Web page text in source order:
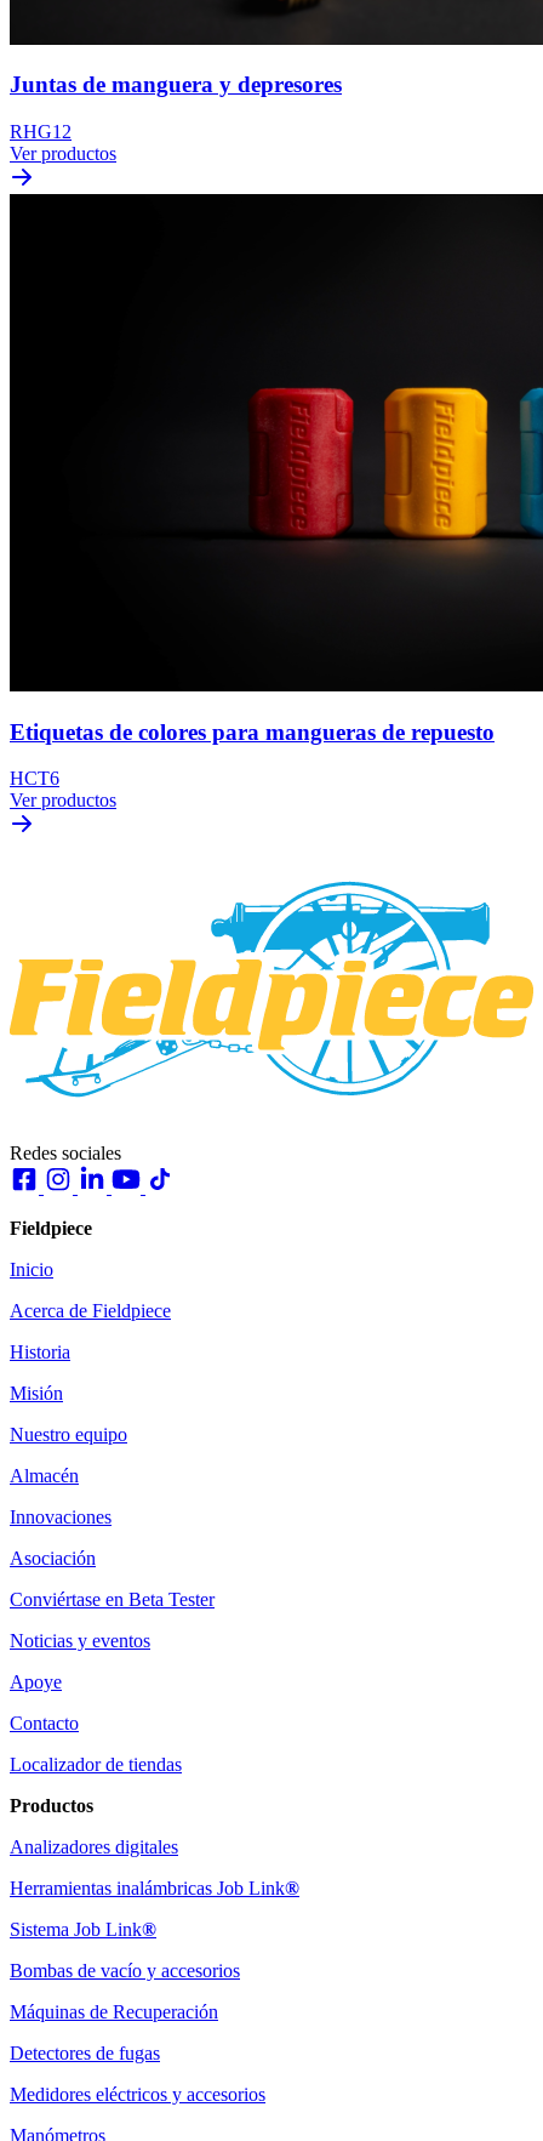
Juntas de manguera y depresores
RHG12
Ver productos
Etiquetas de colores para mangueras de repuesto
HCT6
Ver productos
Redes sociales
Fieldpiece
Inicio
Acerca de Fieldpiece
Historia
Misión
Nuestro equipo
Almacén
Innovaciones
Asociación
Conviértase en Beta Tester
Noticias y eventos
Apoye
Contacto
Localizador de tiendas
Productos
Analizadores digitales
Herramientas inalámbricas Job Link®
Sistema Job Link®
Bombas de vacío y accesorios
Máquinas de Recuperación
Detectores de fugas
Medidores eléctricos y accesorios
Manómetros